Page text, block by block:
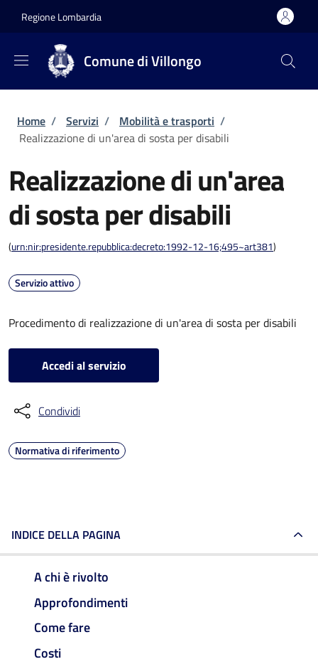
Regione Lombardia
Comune di Villongo
Briciole di pane
Home / Servizi / Mobilità e trasporti /
Realizzazione di un'area di sosta per disabili
Realizzazione di un'area
di sosta per disabili
(urn:nir:presidente.repubblica:decreto:1992-12-16;495~art381)
Servizio attivo
Procedimento di realizzazione di un'area di sosta per disabili
Accedi al servizio
Condividi
Normativa di riferimento
INDICE DELLA PAGINA
A chi è rivolto
Approfondimenti
Come fare
Costi